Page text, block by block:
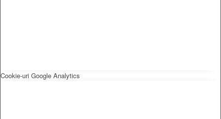
Cookie-uri Google Analytics